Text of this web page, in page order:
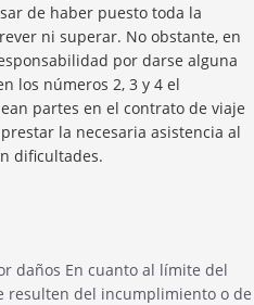
de haber puesto toda la
ni superar. No obstante, en
por darse alguna
los números 2, 3 y 4 el
partes en el contrato de viaje
la necesaria asistencia al
dificultades.
daños En cuanto al límite del
resulten del incumplimiento o de